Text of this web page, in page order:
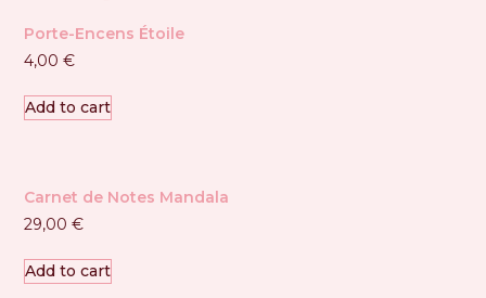
Porte-Encens Étoile
4,00€
Add to cart
Carnet de Notes Mandala
29,00€
Add to cart